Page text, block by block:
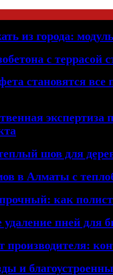
из города:
с
становятся
шов для
в Алматы с
как
пней для
и